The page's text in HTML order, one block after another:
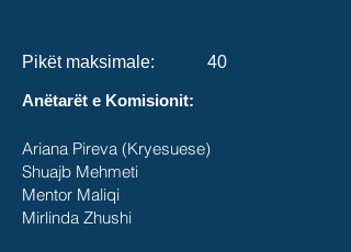
Pikët maksimale: 40
Anëtarët e Komisionit:
Ariana Pireva (Kryesuese)
Shuajb Mehmeti
Mentor Maliqi
Mirlinda Zhushi